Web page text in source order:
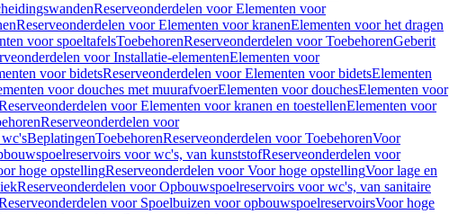
Reserveonderdelen voor Elementen voor
Reserveonderdelen voor Elementen voor kranenElementen voor het dragen
voor spoeltafelsToebehorenReserveonderdelen voor ToebehorenGeberit
voor Installatie-elementenElementen voor
voor bidetsReserveonderdelen voor Elementen voor bidetsElementen
voor douches met muurafvoerElementen voor douchesElementen voor
voor Elementen voor kranen en toestellenElementen voor
Reserveonderdelen voor
BeplatingenToebehorenReserveonderdelen voor ToebehorenVoor
voor wc's, van kunststofReserveonderdelen voor
hoge opstellingReserveonderdelen voor Voor hoge opstellingVoor lage en
Reserveonderdelen voor Opbouwspoelreservoirs voor wc's, van sanitaire
voor Spoelbuizen voor opbouwspoelreservoirsVoor hoge